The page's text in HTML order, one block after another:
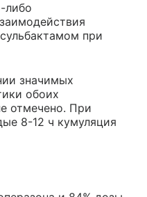
либо
при
значимых
обоих
отмечено. При
8-12 ч кумуляция